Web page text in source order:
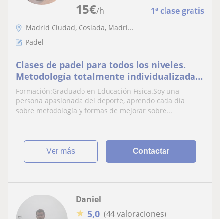
15€/h 1ª clase gratis
Madrid Ciudad, Coslada, Madri...
Padel
Clases de padel para todos los niveles.
Metodología totalmente individualizada y
personalizada
Formación:Graduado en Educación Física.Soy una
persona apasionada del deporte, aprendo cada día
sobre metodología y formas de mejorar sobre...
ver más Contactar
Daniel
★ 5,0 (44 valoraciones)